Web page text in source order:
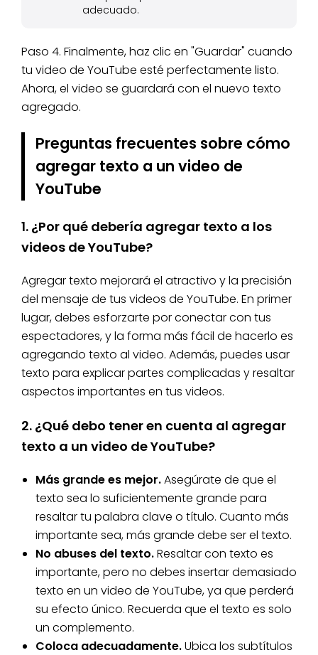
adecuado.
Paso 4. Finalmente, haz clic en "Guardar" cuando
tu video de YouTube esté perfectamente listo.
Ahora, el video se guardará con el nuevo texto
agregado.
Preguntas frecuentes sobre cómo
agregar texto a un video de
YouTube
1. ¿Por qué debería agregar texto a los
videos de YouTube?
Agregar texto mejorará el atractivo y la precisión
del mensaje de tus videos de YouTube. En primer
lugar, debes esforzarte por conectar con tus
espectadores, y la forma más fácil de hacerlo es
agregando texto al video. Además, puedes usar
texto para explicar partes complicadas y resaltar
aspectos importantes en tus videos.
2. ¿Qué debo tener en cuenta al agregar
texto a un video de YouTube?
Más grande es mejor.Asegúrate de que el
texto sea lo suficientemente grande para
resaltar tu palabra clave o título. Cuanto más
importante sea, más grande debe ser el texto.
No abuses del texto.Resaltar con texto es
importante, pero no debes insertar demasiado
texto en un video de YouTube, ya que perderá
su efecto único. Recuerda que el texto es solo
un complemento.
Coloca adecuadamente.Ubica los subtítulos